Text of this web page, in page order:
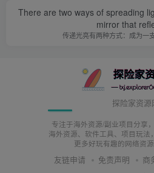
根本原因就是不明白上班和创业
做不同的事，那自然是思维方式和
在大多数情况下，你做什么样的
有什么样的思维自然会接触到什
There are two ways of spreading
mirror that
传递光亮有两种方式：成为一
探险家资源
专注于海外资源/副业项目分享
海外资源、软件工具、项目玩法
更多好玩有趣的网络资源
友链申请 免责声明 商